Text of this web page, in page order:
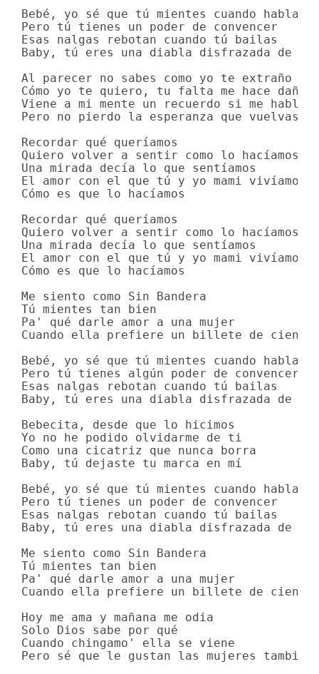
Bebé, yo sé que tú mientes cuando hablas
Pero tú tienes un poder de convencer
Esas nalgas rebotan cuando tú bailas
Baby, tú eres una diabla disfrazada de
Al parecer no sabes como yo te extraño
Cómo yo te quiero, tu falta me hace daño
Viene a mi mente un recuerdo si me
Pero no pierdo la esperanza que vuelvas a
Recordar qué queríamos
Quiero volver a sentir como lo hacíamos
Una mirada decía lo que sentíamos
El amor con el que tú y yo mami vivíamos
Cómo es que lo hacíamos
Recordar qué queríamos
Quiero volver a sentir como lo hacíamos
Una mirada decía lo que sentíamos
El amor con el que tú y yo mami vivíamos
Cómo es que lo hacíamos
Me siento como Sin Bandera
Tú mientes tan bien
Pa' qué darle amor a una mujer
Cuando ella prefiere un billete de cien
Bebé, yo sé que tú mientes cuando hablas
Pero tú tienes algún poder de convencer
Esas nalgas rebotan cuando tú bailas
Baby, tú eres una diabla disfrazada de
Bebecita, desde que lo hicimos
Yo no he podido olvidarme de ti
Como una cicatriz que nunca borra
Baby, tú dejaste tu marca en mí
Bebé, yo sé que tú mientes cuando hablas
Pero tú tienes un poder de convencer
Esas nalgas rebotan cuando tú bailas
Baby, tú eres una diabla disfrazada de
Me siento como Sin Bandera
Tú mientes tan bien
Pa' qué darle amor a una mujer
Cuando ella prefiere un billete de cien
Hoy me ama y mañana me odia
Solo Dios sabe por qué
Cuando chingamo' ella se viene
Pero sé que le gustan las mujeres también